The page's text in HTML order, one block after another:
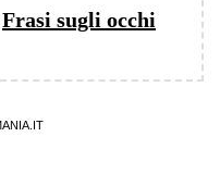
Frasi sugli occhi